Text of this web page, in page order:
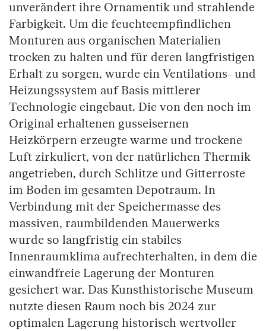
unverändert ihre Ornamentik und strahlende
Farbigkeit. Um die feuchteempfindlichen
Monturen aus organischen Materialien
trocken zu halten und für deren langfristigen
Erhalt zu sorgen, wurde ein Ventilations- und
Heizungssystem auf Basis mittlerer
Technologie eingebaut. Die von den noch im
Original erhaltenen gusseisernen
Heizkörpern erzeugte warme und trockene
Luft zirkuliert, von der natürlichen Thermik
angetrieben, durch Schlitze und Gitterroste
im Boden im gesamten Depotraum. In
Verbindung mit der Speichermasse des
massiven, raumbildenden Mauerwerks
wurde so langfristig ein stabiles
Innenraumklima aufrechterhalten, in dem die
einwandfreie Lagerung der Monturen
gesichert war. Das Kunsthistorische Museum
nutzte diesen Raum noch bis 2024 zur
optimalen Lagerung historisch wertvoller